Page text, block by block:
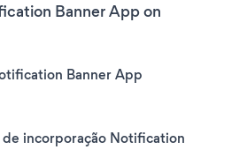
Banner App on
Banner App
incorporação Notification